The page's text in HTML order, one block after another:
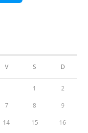
V S D
1 2
7 8 9
14 15 16